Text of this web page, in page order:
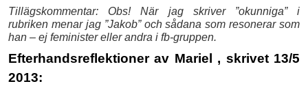
Tillägskommentar: Obs! När jag skriver ”okunniga” i
rubriken menar jag ”Jakob” och sådana som resonerar som
han – ej feminister eller andra i fb-gruppen.
Efterhandsreflektioner av Mariel , skrivet 13/5
2013: